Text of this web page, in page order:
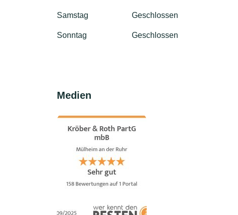
Samstag Geschlossen
Sonntag Geschlossen
Medien